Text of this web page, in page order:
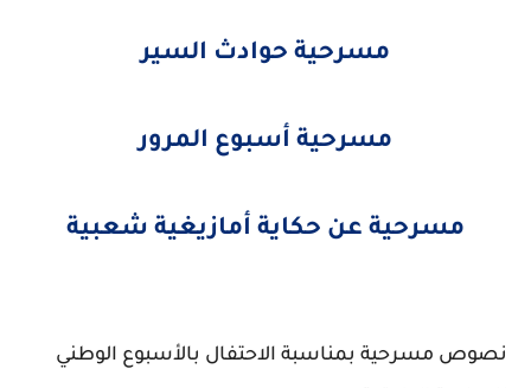
مسرحية حوادث السير
مسرحية أسبوع المرور
مسرحية عن حكاية أمازيغية شعبية
نصوص مسرحية بمناسبة الاحتفال بالأسبوع الوطني